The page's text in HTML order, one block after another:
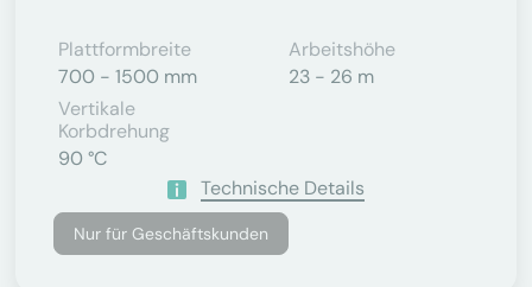
Plattformbreite
700 - 1500 mm
Arbeitshöhe
23 - 26 m
Vertikale
Korbdrehung
90 °C
Technische Details
Nur für Geschäftskunden